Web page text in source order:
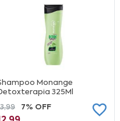
Monange
325Ml
7% OFF